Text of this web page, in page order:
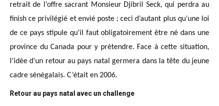
retrait de l’offre sacrant Monsieur Djibril Seck, qui perdra au
finish ce privilégié et envié poste ; ceci d’autant plus qu’une loi
de ce pays stipule qu’il faut obligatoirement être né dans une
province du Canada pour y prétendre. Face à cette situation,
l’idée d’un retour au pays natal germera dans la tête du jeune
cadre sénégalais. C’était en 2006.
Retour au pays natal avec un challenge